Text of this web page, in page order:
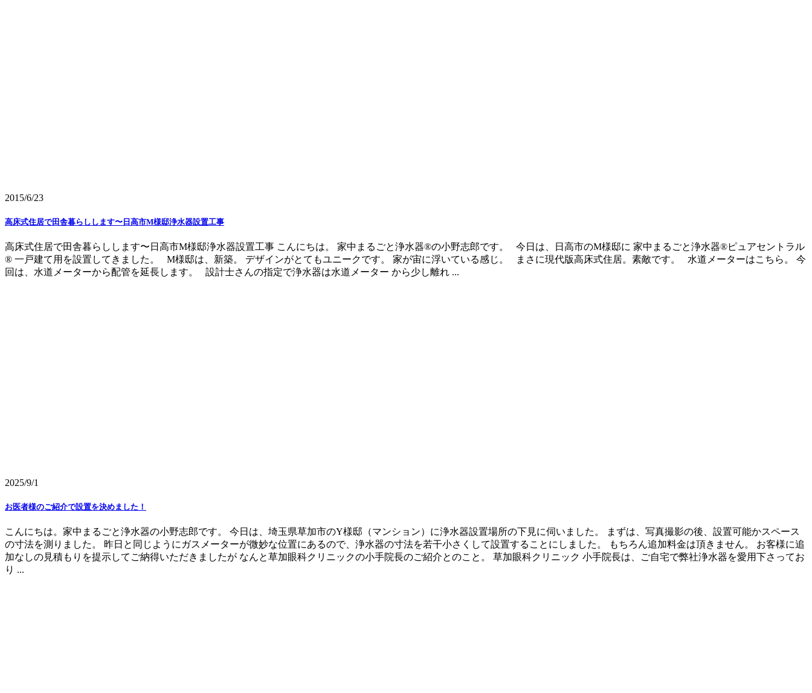
2015/6/23
高床式住居で田舎暮らしします〜日高市M様邸浄水器設置工事
高床式住居で田舎暮らしします〜日高市M様邸浄水器設置工事 こんにちは。 家中まるごと浄水器®の小野志郎です。 今日は、日高市のM様邸に 家中まるごと浄水器®ピュアセントラル
® 一戸建て用を設置してきました。 M様邸は、新築。 デザインがとてもユニークです。 家が宙に浮いている感じ。 まさに現代版高床式住居。素敵です。 水道メーターはこちら。 今
回は、水道メーターから配管を延長します。 設計士さんの指定で浄水器は水道メーター から少し離れ ...
2025/9/1
お医者様のご紹介で設置を決めました！
こんにちは。家中まるごと浄水器の小野志郎です。 今日は、埼玉県草加市のY様邸（マンション）に浄水器設置場所の下見に伺いました。 まずは、写真撮影の後、設置可能かスペース
の寸法を測りました。 昨日と同じようにガスメーターが微妙な位置にあるので、浄水器の寸法を若干小さくして設置することにしました。 もちろん追加料金は頂きません。 お客様に追
加なしの見積もりを提示してご納得いただきましたが なんと草加眼科クリニックの小手院長のご紹介とのこと。 草加眼科クリニック 小手院長は、ご自宅で弊社浄水器を愛用下さってお
り ...